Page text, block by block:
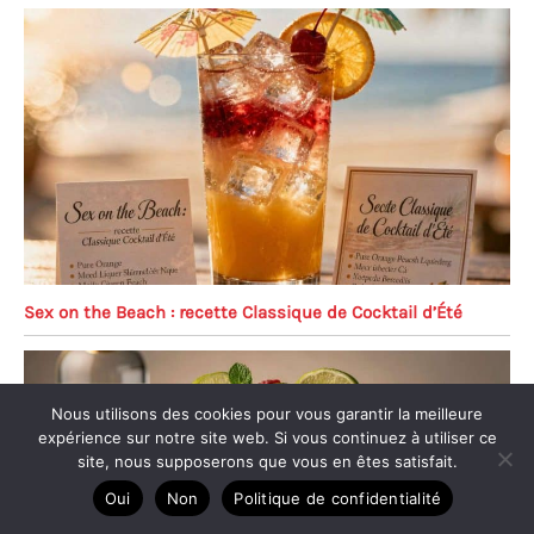
Sex on the Beach : recette Classique de Cocktail d’Été
Nous utilisons des cookies pour vous garantir la meilleure
expérience sur notre site web. Si vous continuez à utiliser ce
site, nous supposerons que vous en êtes satisfait.
Oui
Non Politique de confidentialité